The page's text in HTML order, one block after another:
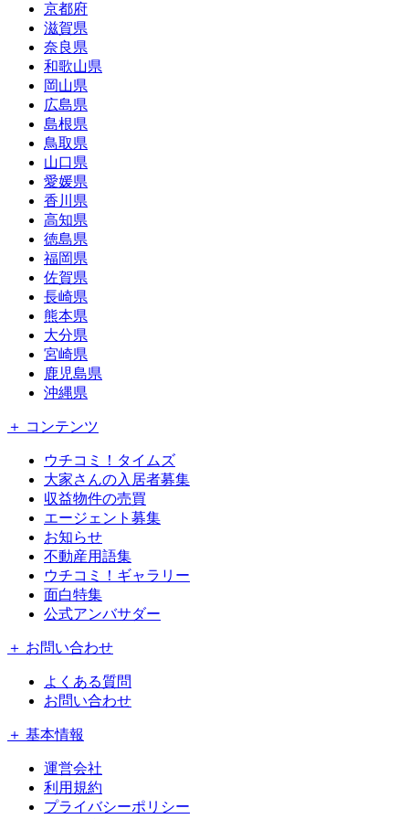
京都府
滋賀県
奈良県
和歌山県
岡山県
広島県
島根県
鳥取県
山口県
愛媛県
香川県
高知県
徳島県
福岡県
佐賀県
長崎県
熊本県
大分県
宮崎県
鹿児島県
沖縄県
＋ コンテンツ
ウチコミ！タイムズ
大家さんの入居者募集
収益物件の売買
エージェント募集
お知らせ
不動産用語集
ウチコミ！ギャラリー
面白特集
公式アンバサダー
＋ お問い合わせ
よくある質問
お問い合わせ
＋ 基本情報
運営会社
利用規約
プライバシーポリシー